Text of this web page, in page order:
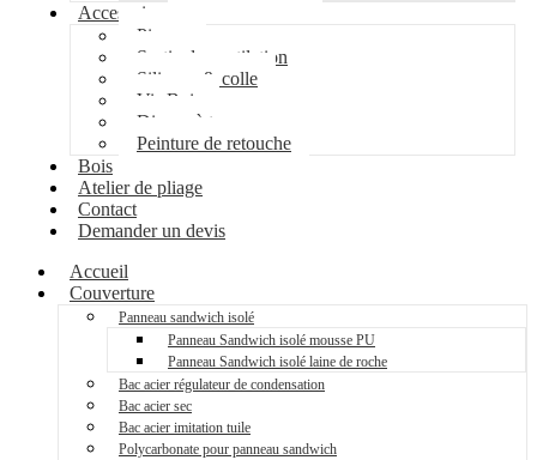
Accessoires
Pipeco
Sortie de ventilation
Silicone & colle
Vis Bois
Disque à tronçonner
Peinture de retouche
Bois
Atelier de pliage
Contact
Demander un devis
Accueil
Couverture
Panneau sandwich isolé
Panneau Sandwich isolé mousse PU
Panneau Sandwich isolé laine de roche
Bac acier régulateur de condensation
Bac acier sec
Bac acier imitation tuile
Polycarbonate pour panneau sandwich